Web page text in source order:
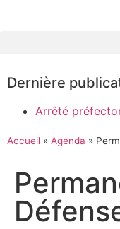
Dernière
Arrêté
Accueil » Agenda »